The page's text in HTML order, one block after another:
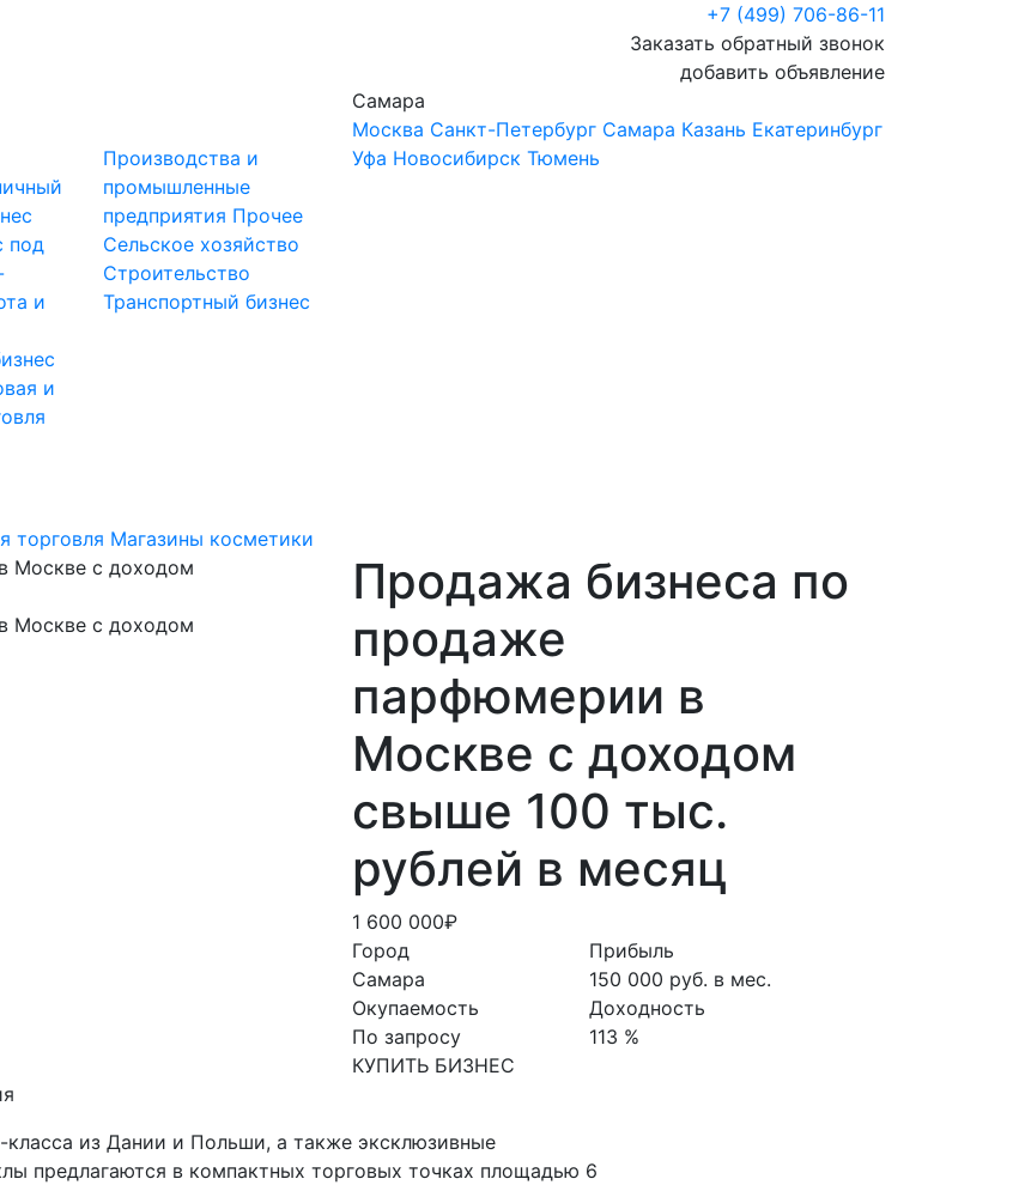
+7 (499) 706-86-11
Заказать обратный звонок
добавить объявление
под
и
и
Производства и
промышленные
предприятия Прочее
Сельское хозяйство
Строительство
Транспортный бизнес
Самара
Москва Санкт-Петербург Самара Казань Екатеринбург
Уфа Новосибирск Тюмень
торговля Магазины косметики
Продажа бизнеса по
продаже
парфюмерии в
Москве с доходом
свыше 100 тыс.
рублей в месяц
1 600 000₽
Город
Самара
Окупаемость
По запросу
КУПИТЬ БИЗНЕС
Прибыль
150 000 руб. в мес.
Доходность
113 %
из Дании и Польши, а также эксклюзивные
предлагаются в компактных торговых точках площадью 6